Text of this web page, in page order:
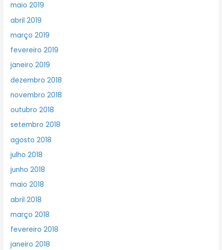
maio 2019
abril 2019
março 2019
fevereiro 2019
janeiro 2019
dezembro 2018
novembro 2018
outubro 2018
setembro 2018
agosto 2018
julho 2018
junho 2018
maio 2018
abril 2018
março 2018
fevereiro 2018
janeiro 2018